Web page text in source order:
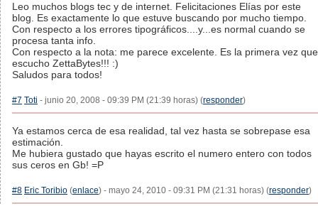
Leo muchos blogs tec y de internet. Felicitaciones Elías por este
blog. Es exactamente lo que estuve buscando por mucho tiempo.
Con respecto a los errores tipográficos....y...es normal cuando se
procesa tanta info.
Con respecto a la nota: me parece excelente. Es la primera vez que
escucho ZettaBytes!!! :)
Saludos para todos!
#7 Toti - junio 20, 2008 - 09:39 PM (21:39 horas) (responder)
Ya estamos cerca de esa realidad, tal vez hasta se sobrepase esa
estimación.
Me hubiera gustado que hayas escrito el numero entero con todos
sus ceros en Gb! =P
#8 Eric Toribio (enlace) - mayo 24, 2010 - 09:31 PM (21:31 horas) (responder)